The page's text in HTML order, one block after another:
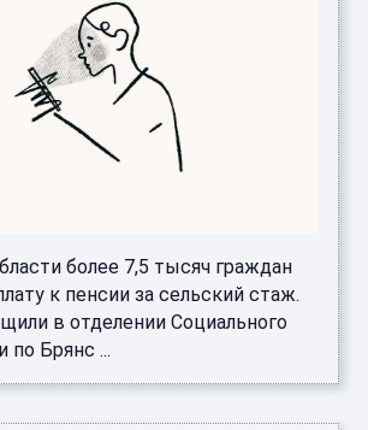
более 7,5 тысяч граждан
к пенсии за сельский стаж.
в отделении Социального
по Брянс ...